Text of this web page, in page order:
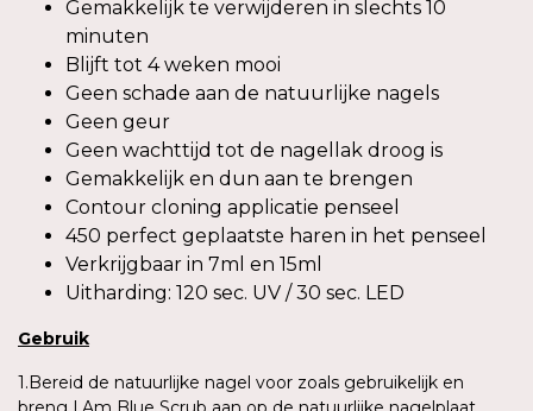
Gemakkelijk te verwijderen in slechts 10
minuten
Blijft tot 4 weken mooi
Geen schade aan de natuurlijke nagels
Geen geur
Geen wachttijd tot de nagellak droog is
Gemakkelijk en dun aan te brengen
Contour cloning applicatie penseel
450 perfect geplaatste haren in het penseel
Verkrijgbaar in 7ml en 15ml
Uitharding: 120 sec. UV / 30 sec. LED
Gebruik
1.Bereid de natuurlijke nagel voor zoals gebruikelijk en